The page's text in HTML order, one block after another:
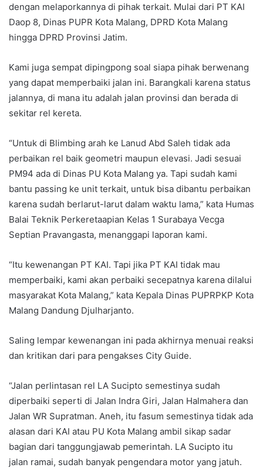
dengan melaporkannya di pihak terkait. Mulai dari PT KAI
Daop 8, Dinas PUPR Kota Malang, DPRD Kota Malang
hingga DPRD Provinsi Jatim.
Kami juga sempat dipingpong soal siapa pihak berwenang
yang dapat memperbaiki jalan ini. Barangkali karena status
jalannya, di mana itu adalah jalan provinsi dan berada di
sekitar rel kereta.
“Untuk di Blimbing arah ke Lanud Abd Saleh tidak ada
perbaikan rel baik geometri maupun elevasi. Jadi sesuai
PM94 ada di Dinas PU Kota Malang ya. Tapi sudah kami
bantu passing ke unit terkait, untuk bisa dibantu perbaikan
karena sudah berlarut-larut dalam waktu lama,” kata Humas
Balai Teknik Perkeretaapian Kelas 1 Surabaya Vecga
Septian Pravangasta, menanggapi laporan kami.
“Itu kewenangan PT KAI. Tapi jika PT KAI tidak mau
memperbaiki, kami akan perbaiki secepatnya karena dilalui
masyarakat Kota Malang,” kata Kepala Dinas PUPRPKP Kota
Malang Dandung Djulharjanto.
Saling lempar kewenangan ini pada akhirnya menuai reaksi
dan kritikan dari para pengakses City Guide.
“Jalan perlintasan rel LA Sucipto semestinya sudah
diperbaiki seperti di Jalan Indra Giri, Jalan Halmahera dan
Jalan WR Supratman. Aneh, itu fasum semestinya tidak ada
alasan dari KAI atau PU Kota Malang ambil sikap sadar
bagian dari tanggungjawab pemerintah. LA Sucipto itu
jalan ramai, sudah banyak pengendara motor yang jatuh.